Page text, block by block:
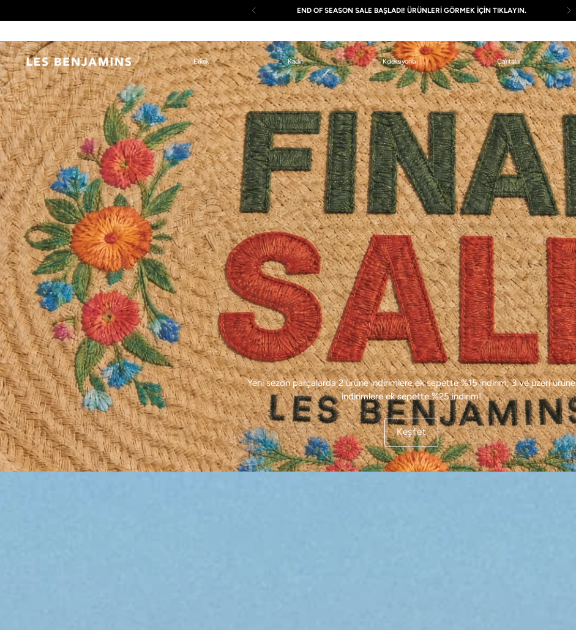
END OF SEASON SALE BAŞLADI! ÜRÜNLERİ GÖRMEK İÇİN TIKLAYIN.
Erkek Kadın Koleksiyonlar Çantalar
Yeni sezon parçalarda 2 ürüne indirimlere ek sepette %15 indirim; 3 ve üzeri ürüne
indirimlere ek sepette %25 indirim!
Keşfet